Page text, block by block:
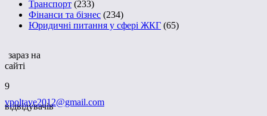
Транспорт (233)
Фінанси та бізнес (234)
Юридичні питання у сфері ЖКГ (65)
зараз на
сайті
9
відвідувачів
vpoltave2012@gmail.com